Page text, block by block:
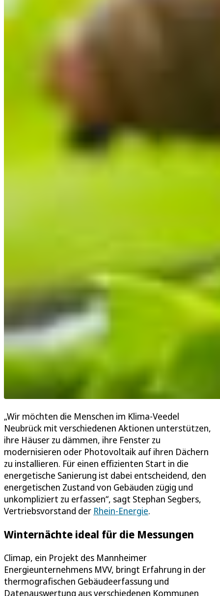
„Wir möchten die Menschen im Klima-Veedel
Neubrück mit verschiedenen Aktionen unterstützen,
ihre Häuser zu dämmen, ihre Fenster zu
modernisieren oder Photovoltaik auf ihren Dächern
zu installieren. Für einen effizienten Start in die
energetische Sanierung ist dabei entscheidend, den
energetischen Zustand von Gebäuden zügig und
unkompliziert zu erfassen“, sagt Stephan Segbers,
Vertriebsvorstand der Rhein-Energie.
Winternächte ideal für die Messungen
Climap, ein Projekt des Mannheimer
Energieunternehmens MVV, bringt Erfahrung in der
thermografischen Gebäudeerfassung und
Datenauswertung aus verschiedenen Kommunen